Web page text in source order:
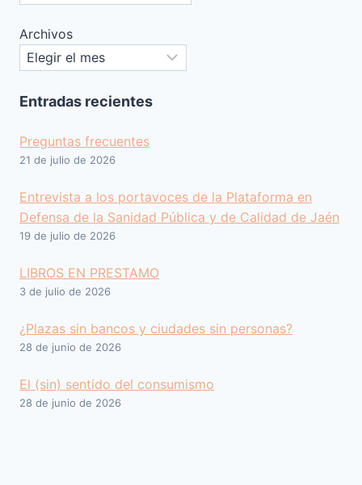
Archivos
Entradas recientes
Preguntas frecuentes
21 de julio de 2026
Entrevista a los portavoces de la Plataforma en
Defensa de la Sanidad Pública y de Calidad de Jaén
19 de julio de 2026
LIBROS EN PRESTAMO
3 de julio de 2026
¿Plazas sin bancos y ciudades sin personas?
28 de junio de 2026
El (sin) sentido del consumismo
28 de junio de 2026